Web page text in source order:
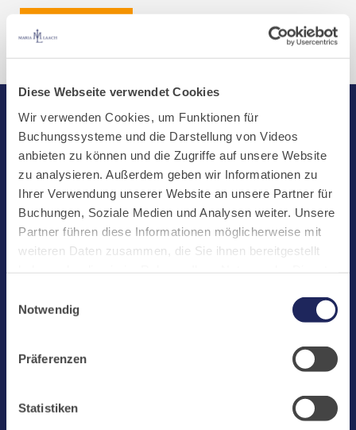
Diese Webseite verwendet Cookies
Wir verwenden Cookies, um Funktionen für
Buchungssysteme und die Darstellung von Videos
anbieten zu können und die Zugriffe auf unsere Website
zu analysieren. Außerdem geben wir Informationen zu
Ihrer Verwendung unserer Website an unsere Partner für
Buchungen, Soziale Medien und Analysen weiter. Unsere
Partner führen diese Informationen möglicherweise mit
weiteren Daten zusammen, die Sie ihnen bereitgestellt
challenges.cloudflare.com: Wir verwenden das online
Buchungssystem MEWS in unserem Hotel und unserem
übermittelt. Cookies von eu5.bookingkit.de: Wir
Buchungen von Bibliotheks- und Klosterführungen. Um
Buchungen durchführen zu können akzeptieren Sie bitte
Notwendig
Präferenzen
Statistiken
Start
Aktuelles
Kloster
Klosterbetriebe
Spenden
Laacher See
Jobs